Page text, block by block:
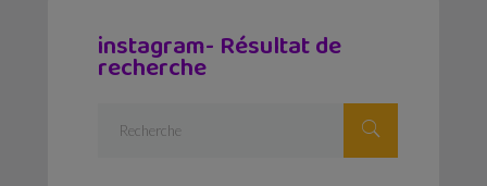
instagram- Résultat de
recherche